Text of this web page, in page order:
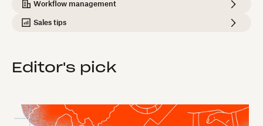
Workflow management
Sales tips
Editor's pick